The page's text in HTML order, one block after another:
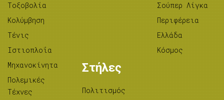
Tοξοβολία
Κολύμβηση
Τένις
Ιστιοπλοΐα
Μηχανοκίνητα
Πολεμικές
Τέχνες
Σούπερ Λίγκα
Περιφέρεια
Ελλάδα
Κόσμος
Στήλες
Πολιτισμός